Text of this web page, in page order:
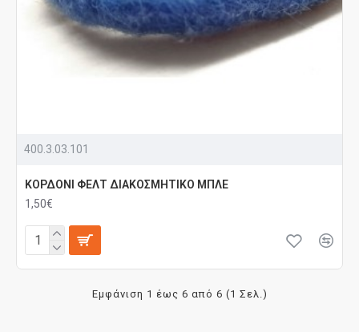
400.3.03.101
ΚΟΡΔΟΝΙ ΦΕΛΤ ΔΙΑΚΟΣΜΗΤΙΚΟ ΜΠΛΕ
1,50€
Εμφάνιση 1 έως 6 από 6 (1 Σελ.)